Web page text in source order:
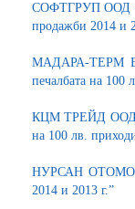
СОФТГРУП ООД –
продажби 2014 и
МАДАРА-ТЕРМ
печалбата на 100
КЦМ ТРЕЙД ООД –
на 100 лв.
НУРСАН
2014 и 2013 г.”